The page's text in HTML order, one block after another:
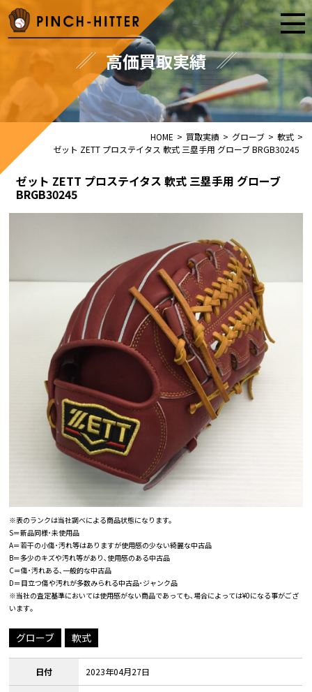
高価買取実績
HOME > 買取実績 > グローブ > 軟式 >
ゼット ZETT プロステイタス 軟式 三塁手用 グローブ BRGB30245
ゼット ZETT プロステイタス 軟式 三塁手用 グローブ
BRGB30245
※表のランクは当社調べによる商品状態になります。
S＝新品同様･未使用品
A＝若干の小傷･汚れ等はありますが使用感の少ない綺麗な中古品
B＝多少のキズや汚れ等があり､使用感のある中古品
C＝傷･汚れある､一般的な中古品
D＝目立つ傷や汚れが多数みられる中古品･ジャンク品
※当社の査定基準においては使用感がない商品であっても､場合によっては¥0になる事がござ
います｡
グローブ 軟式
日付 2023年04月27日